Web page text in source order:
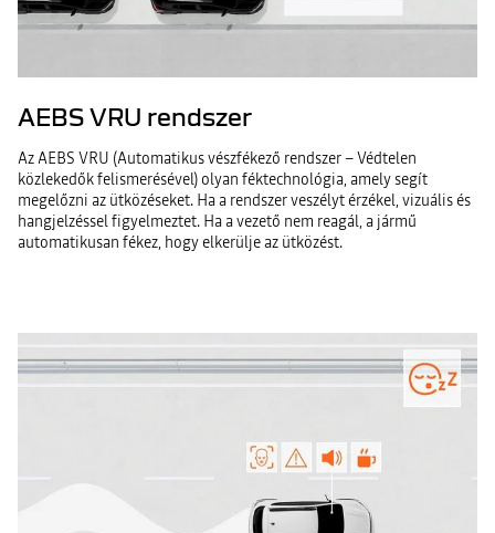
AEBS VRU rendszer
Az AEBS VRU (Automatikus vészfékező rendszer – Védtelen
közlekedők felismerésével) olyan féktechnológia, amely segít
megelőzni az ütközéseket. Ha a rendszer veszélyt érzékel, vizuális és
hangjelzéssel figyelmeztet. Ha a vezető nem reagál, a jármű
automatikusan fékez, hogy elkerülje az ütközést.